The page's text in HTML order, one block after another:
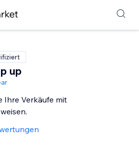
up
Ihre Verkäufe mit